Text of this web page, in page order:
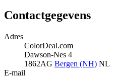
Contactgegevens
Adres
ColorDeal.com
Dawson-Nes 4
1862AG Bergen (NH) NL
E-mail